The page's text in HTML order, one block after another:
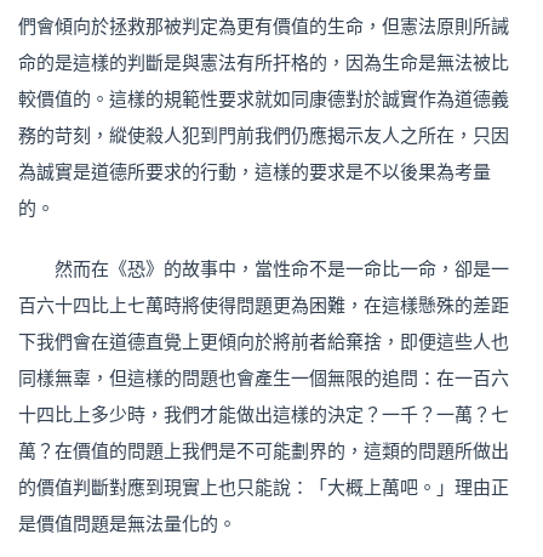
們會傾向於拯救那被判定為更有價值的生命，但憲法原則所誡
命的是這樣的判斷是與憲法有所扞格的，因為生命是無法被比
較價值的。這樣的規範性要求就如同康德對於誠實作為道德義
務的苛刻，縱使殺人犯到門前我們仍應揭示友人之所在，只因
為誠實是道德所要求的行動，這樣的要求是不以後果為考量
的。
然而在《恐》的故事中，當性命不是一命比一命，卻是一
百六十四比上七萬時將使得問題更為困難，在這樣懸殊的差距
下我們會在道德直覺上更傾向於將前者給棄捨，即便這些人也
同樣無辜，但這樣的問題也會產生一個無限的追問：在一百六
十四比上多少時，我們才能做出這樣的決定？一千？一萬？七
萬？在價值的問題上我們是不可能劃界的，這類的問題所做出
的價值判斷對應到現實上也只能說：「大概上萬吧。」理由正
是價值問題是無法量化的。